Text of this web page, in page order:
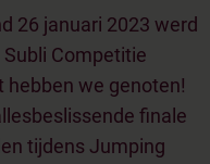
26 januari 2023 werd
Competitie
hebben we genoten!
finale
tijdens Jumping